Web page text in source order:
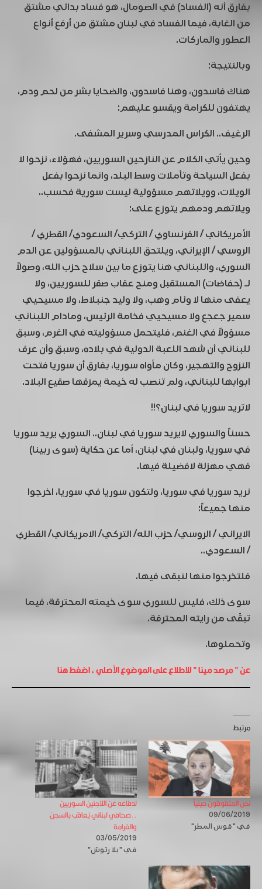
بفارق أنه (الفساد) في الصومال، هو فساد بدائي مشتق
من الغابة، فيما الفساد في لبنان مشتق من أرفع أنواع
العطور والماركات.
وبالنتيجة:
هناك فاسدون، وهنا فاسدون، والضحايا بشر من لحم ودم،
يهتفون للكرامة ويقسو عليهم:
الرغيف.. الكراس المدرسي وسرير المشفى.
وحين يأتي الكلام عن النازحين السوريين، فهؤلاء، نزحوا لا
بفعل السياحة وتأملات وسط البلد، وانما نزحوا بفعل
الويلات، وويلاتهم مسؤولية ليست سورية فحسب..
ويلاتهم ودمهم يتوزع على:
الأمريكاني / الفرنساوي / التركي/ السعودي/ القطري /
الروسي / الإيراني، ويلتحق اللبناني بالمسؤولين عن الدم
السوري، واللبناني هنا يتوزع ما بين سلاح حزب الله، وصولاً
لـ (حفاضات) المستقبل ومنح عقاب صقر للسوريين، ولا
يعفى منها لا وئام وهب، ولا وليد جنبلاط، ولا مسيحيي
سمير جعجع ولا مسيحيي فخامة الرئيس، ومادام اللبناني
مسؤولاً في الغنم، فليتحمل مسؤوليته في الغرم، وسبق
للبناني أن شهد اللعبة الدولية في بلاده، وسبق وأن عرف
النزوح والتهجير، وكان مأواه سوريا، بفارق أن سوريا فتحت
ابوابها للبناني، ولم تنصب له خيمة يمزقها صقيع البلاد.
لاتريد سوريا في لبنان؟!!
حسناً والسوري لايريد سوريا في لبنان.. السوري يريد سوريا
في سوريا، ولبنان في لبنان، أما عن حكاية (سوى ربينا)
فهي مهزلة لافضيلة فيها.
نريد سوريا في سوريا، ولتكون سوريا في سوريا، اخرجوا
منها جميعاً:
الايراني / الروسي/ حزب الله/ التركي/ الامريكاني/ القطري
/ السعودي..
فلتخرجوا منها لنبقى فيها.
سوى ذلك، فليس للسوري سوى خيمته المحترقة، فيما
تبقّى من رايته المحترقة.
وتحملوها.
عن ” مرصد مينا ” للاطلاع على الموضوع الأصلي ، اضغط هنا
مرتبط
نحن المتفوقون جينياً
09/06/2019
في "قوس المطر"
لدفاعه عن اللاجئين السوريين
..صحافي لبناني يُعاقب بالسجن
والغرامة
03/05/2019
في "بلا رتوش"